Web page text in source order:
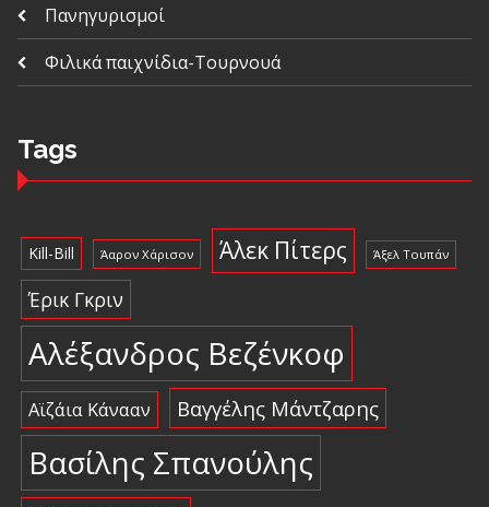
Πανηγυρισμοί
Φιλικά παιχνίδια-Τουρνουά
Tags
Kill-Bill Άαρον Χάρισον Άλεκ Πίτερς Άξελ Τουπάν
Έρικ Γκριν
Αλέξανδρος Βεζένκοφ
Αϊζάια Κάνααν Βαγγέλης Μάντζαρης
Βασίλης Σπανούλης